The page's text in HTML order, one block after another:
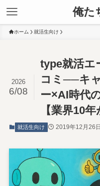
俺た
ホーム 就活生向け
type就活エ
コミ──キ
ー×AI時代
【業界10
2026
6/08
就活生向け 2019年12月26日